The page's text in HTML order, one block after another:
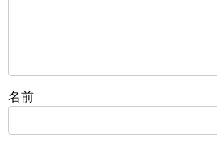
名前